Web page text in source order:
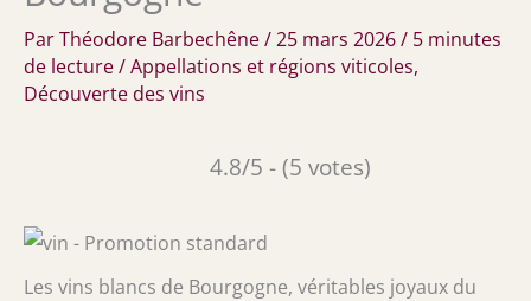
ParThéodore Barbechêne/25 mars 2026/ 5 minutes
de lecture/Appellations et régions viticoles,
Découverte des vins
4.8/5 - (5 votes)
Les vins blancs de Bourgogne, véritables joyaux du